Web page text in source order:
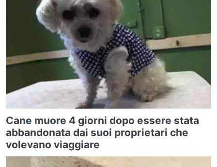
Cane muore 4 giorni dopo essere stata
abbandonata dai suoi proprietari che
volevano viaggiare